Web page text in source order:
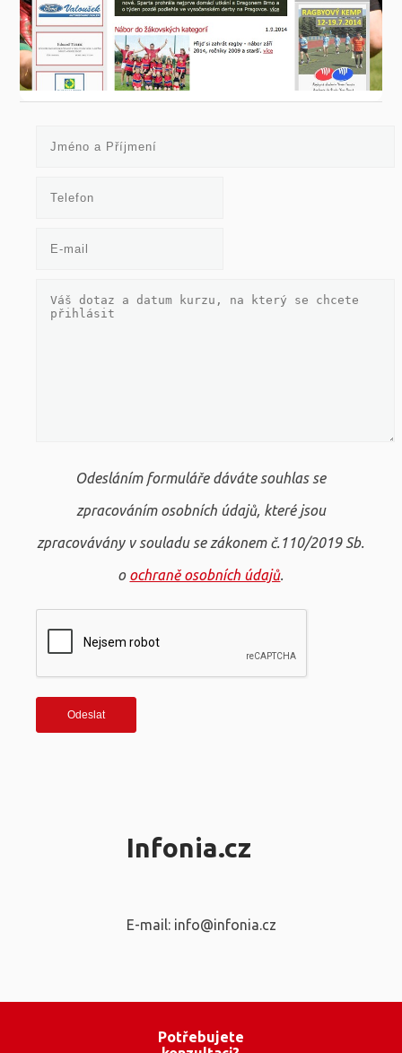
Odesláním formuláře dáváte souhlas se
zpracováním osobních údajů, které jsou
zpracovávány v souladu se zákonem č.110/2019 Sb.
o ochraně osobních údajů.
Infonia.cz
E-mail: info@infonia.cz
Potřebujete